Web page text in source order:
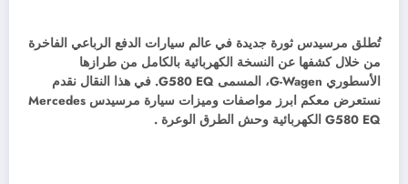
تُطلق مرسيدس ثورة جديدة في عالم سيارات الدفع الرباعي الفاخرة
من خلال كشفها عن النسخة الكهربائية بالكامل من طرازها
الأسطوري G-Wagen، المسمى G580 EQ. في هذا النقال نقدم
نستعرض معكم ابرز مواصفات وميزات سيارة مرسيدس Mercedes
G580 EQ الكهربائية وحش الطرق الوعرة .